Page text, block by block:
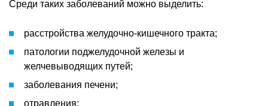
Среди таких заболеваний можно выделить:
расстройства желудочно-кишечного тракта;
патологии поджелудочной железы и
желчевыводящих путей;
заболевания печени;
отравления;